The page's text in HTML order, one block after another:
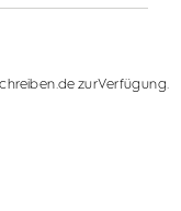
zur Verfügung.